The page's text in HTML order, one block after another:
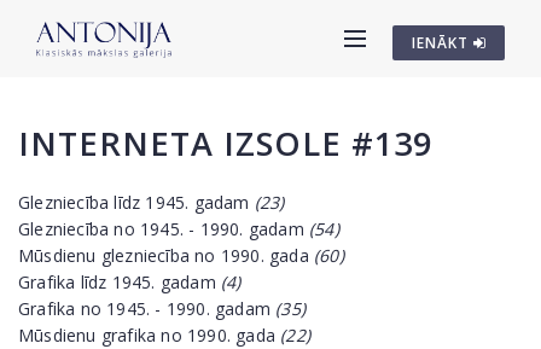
IENĀKT
INTERNETA IZSOLE #139
Glezniecība līdz 1945. gadam (23)
Glezniecība no 1945. - 1990. gadam (54)
Mūsdienu glezniecība no 1990. gada (60)
Grafika līdz 1945. gadam (4)
Grafika no 1945. - 1990. gadam (35)
Mūsdienu grafika no 1990. gada (22)